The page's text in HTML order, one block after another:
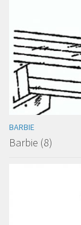
BARBIE
Barbie (8)